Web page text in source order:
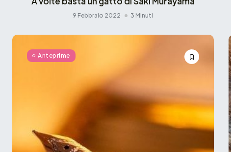
9 Febbraio 2022 3 Minuti
Anteprime